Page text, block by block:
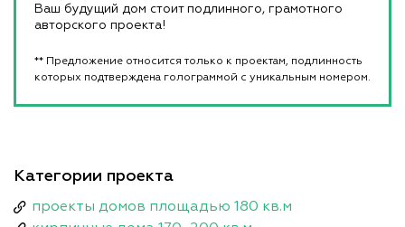
Ваш будущий дом стоит подлинного, грамотного
авторского проекта!
** Предложение относится только к проектам, подлинность
которых подтверждена голограммой с уникальным номером.
Категории проекта
проекты домов площадью 180 кв.м